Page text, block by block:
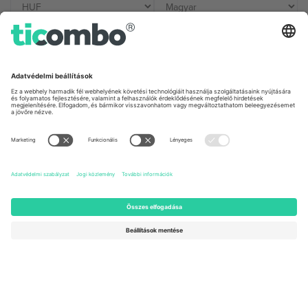
Germany
Unter den Linden 24, 10117
Berlin, Germany
United Kingdom
167 City Road, London, Greater
Newark, Delaware 19713, United
States
Engelberg, Switzerland